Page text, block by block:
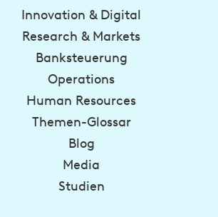
Innovation & Digital
Research & Markets
Banksteuerung
Operations
Human Resources
Themen-Glossar
Blog
Media
Studien